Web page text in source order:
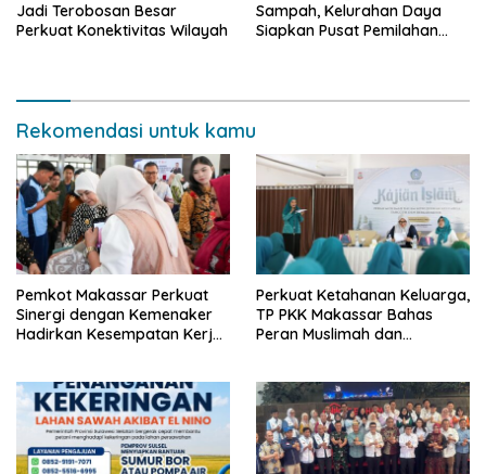
Jadi Terobosan Besar
Perkuat Konektivitas Wilayah
Sampah, Kelurahan Daya
Siapkan Pusat Pemilahan
Rekomendasi untuk kamu
Pemkot Makassar Perkuat
Sinergi dengan Kemenaker
Hadirkan Kesempatan Kerja
Perkuat Ketahanan Keluarga,
TP PKK Makassar Bahas
Peran Muslimah dan